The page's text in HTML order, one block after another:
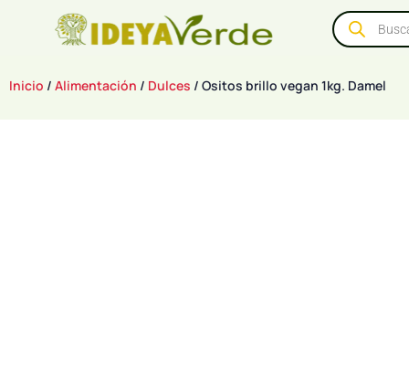
Inicio / Alimentación / Dulces / Ositos brillo vegan 1kg. Damel